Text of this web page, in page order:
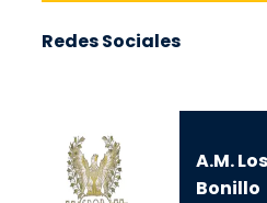
Redes Sociales
A.M.
Bonillo